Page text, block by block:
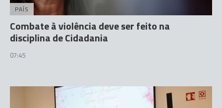
PAÍS
Combate à violência deve ser feito na
disciplina de Cidadania
07:45